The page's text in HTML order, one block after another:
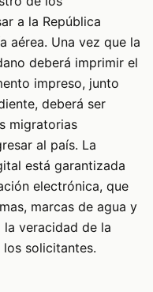
a la República
aérea. Una vez que la
deberá imprimir el
impreso, junto
deberá ser
migratorias
al país. La
está garantizada
electrónica, que
marcas de agua y
veracidad de la
solicitantes.